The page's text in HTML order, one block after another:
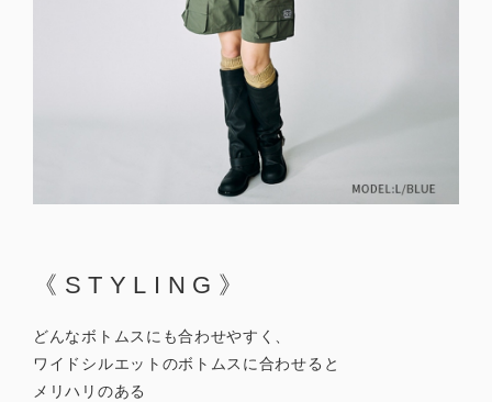
《STYLING》
どんなボトムスにも合わせやすく、
ワイドシルエットのボトムスに合わせると
メリハリのある